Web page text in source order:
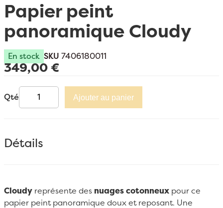
Papier peint
panoramique Cloudy
En stock SKU 7406180011
349,00 €
Qté Ajouter au panier
Détails
Cloudy représente des nuages cotonneux pour ce
papier peint panoramique doux et reposant. Une